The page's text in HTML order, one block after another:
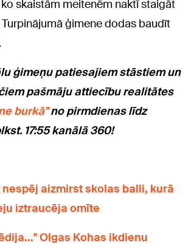
skaistām meitenēm naktī staigāt
ģimene dodas baudīt
ģimeņu patiesajiem stāstiem un
pašmāju attiecību realitātes
burkā"no pirmdienas līdz
17:55 kanālā 360!
aizmirst skolas balli, kurā
iztraucēja omīte
Olgas Kohas ikdienu